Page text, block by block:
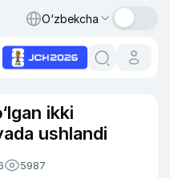
O‘zbekcha
ikki
ushlandi
5987